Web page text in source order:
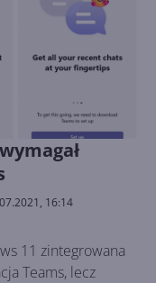
16:14
11 zintegrowana
Teams, lecz